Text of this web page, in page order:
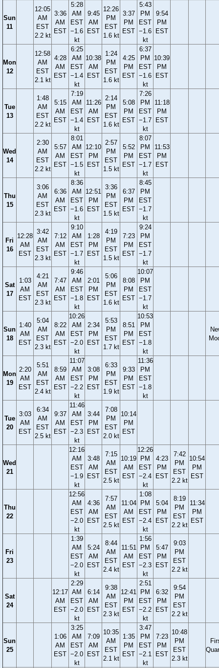
Sun
11
12:05
AM
EST
2.2 kt
3:36
AM
EST
5:28
AM
EST
−1.6
kt
9:45
AM
EST
12:26
PM
EST
1.6 kt
3:37
PM
EST
5:43
PM
EST
−1.6
kt
9:54
PM
EST
Mon
12
12:58
AM
EST
2.1 kt
4:28
AM
EST
6:25
AM
EST
−1.4
kt
10:38
AM
EST
1:24
PM
EST
1.6 kt
4:25
PM
EST
6:37
PM
EST
−1.6
kt
10:39
PM
EST
Tue
13
1:48
AM
EST
2.2 kt
5:15
AM
EST
7:19
AM
EST
−1.4
kt
11:26
AM
EST
2:14
PM
EST
1.6 kt
5:08
PM
EST
7:26
PM
EST
−1.7
kt
11:18
PM
EST
Wed
14
2:30
AM
EST
2.2 kt
5:57
AM
EST
8:01
AM
EST
−1.5
kt
12:10
PM
EST
2:57
PM
EST
1.5 kt
5:52
PM
EST
8:07
PM
EST
−1.7
kt
11:53
PM
EST
Thu
15
3:06
AM
EST
2.3 kt
6:36
AM
EST
8:36
AM
EST
−1.6
kt
12:51
PM
EST
3:36
PM
EST
1.5 kt
6:37
PM
EST
8:45
PM
EST
−1.7
kt
Fri
16
12:28
AM
EST
3:42
AM
EST
2.3 kt
7:12
AM
EST
9:10
AM
EST
−1.7
kt
1:28
PM
EST
4:19
PM
EST
1.5 kt
7:23
PM
EST
9:24
PM
EST
−1.7
kt
Sat
17
1:03
AM
EST
4:21
AM
EST
2.3 kt
7:47
AM
EST
9:46
AM
EST
−1.8
kt
2:01
PM
EST
5:06
PM
EST
1.6 kt
8:08
PM
EST
10:07
PM
EST
−1.7
kt
Sun
18
1:40
AM
EST
5:04
AM
EST
2.3 kt
8:22
AM
EST
10:26
AM
EST
−2.0
kt
2:34
PM
EST
5:53
PM
EST
1.7 kt
8:51
PM
EST
10:53
PM
EST
−1.8
kt
Mon
19
2:20
AM
EST
5:51
AM
EST
2.4 kt
8:59
AM
EST
11:07
AM
EST
−2.2
kt
3:08
PM
EST
6:33
PM
EST
1.9 kt
9:33
PM
EST
11:36
PM
EST
−1.8
kt
Tue
20
3:03
AM
EST
6:34
AM
EST
2.5 kt
9:37
AM
EST
11:46
AM
EST
−2.3
kt
3:44
PM
EST
7:08
PM
EST
2.0 kt
10:14
PM
EST
Wed
21
12:16
AM
EST
−1.9
kt
3:48
AM
EST
7:15
AM
EST
2.5 kt
10:19
AM
EST
12:26
PM
EST
−2.4
kt
4:23
PM
EST
7:42
PM
EST
2.2 kt
10:54
PM
EST
Thu
22
12:56
AM
EST
−2.0
kt
4:36
AM
EST
7:57
AM
EST
2.5 kt
11:04
AM
EST
1:08
PM
EST
−2.4
kt
5:04
PM
EST
8:19
PM
EST
2.2 kt
11:34
PM
EST
Fri
23
1:39
AM
EST
−2.0
kt
5:24
AM
EST
8:44
AM
EST
2.4 kt
11:51
AM
EST
1:56
PM
EST
−2.3
kt
5:47
PM
EST
9:03
PM
EST
2.2 kt
Sat
24
12:17
AM
EST
2:29
AM
EST
−2.0
kt
6:14
AM
EST
9:38
AM
EST
2.3 kt
12:41
PM
EST
2:51
PM
EST
−2.2
kt
6:32
PM
EST
9:54
PM
EST
2.2 kt
Sun
25
1:06
AM
EST
3:25
AM
EST
−2.0
kt
7:09
AM
EST
10:35
AM
EST
2.1 kt
1:35
PM
EST
3:47
PM
EST
−2.1
kt
7:23
PM
EST
10:48
PM
EST
2.3 kt